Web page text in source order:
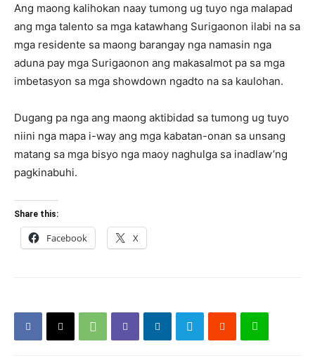
Ang maong kalihokan naay tumong ug tuyo nga malapad
ang mga talento sa mga katawhang Surigaonon ilabi na sa
mga residente sa maong barangay nga namasin nga
aduna pay mga Surigaonon ang makasalmot pa sa mga
imbetasyon sa mga showdown ngadto na sa kaulohan.
Dugang pa nga ang maong aktibidad sa tumong ug tuyo
niini nga mapa i-way ang mga kabatan-onan sa unsang
matang sa mga bisyo nga maoy naghulga sa inadlaw’ng
pagkinabuhi.
Share this:
Facebook X